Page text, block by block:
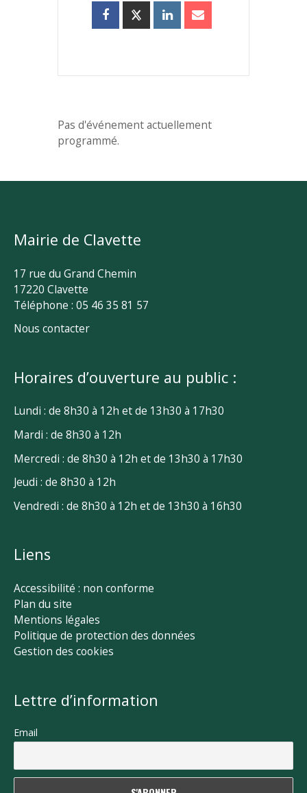
Pas d'événement actuellement
programmé.
Mairie de Clavette
17 rue du Grand Chemin
17220 Clavette
Téléphone : 05 46 35 81 57
Nous contacter
Horaires d’ouverture au public :
Lundi : de 8h30 à 12h et de 13h30 à 17h30
Mardi : de 8h30 à 12h
Mercredi : de 8h30 à 12h et de 13h30 à 17h30
Jeudi : de 8h30 à 12h
Vendredi : de 8h30 à 12h et de 13h30 à 16h30
Liens
Accessibilité : non conforme
Plan du site
Mentions légales
Politique de protection des données
Gestion des cookies
Lettre d’information
Email